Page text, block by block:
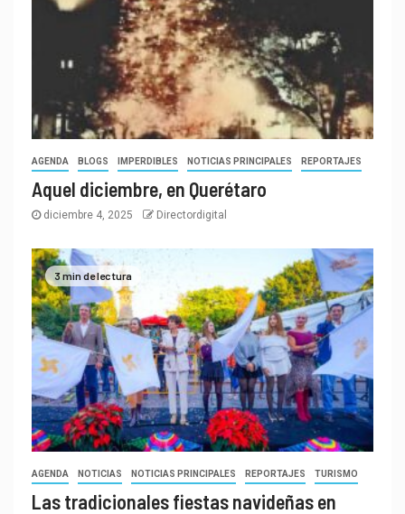
AGENDA BLOGS IMPERDIBLES NOTICIAS PRINCIPALES REPORTAJES
Aquel diciembre, en Querétaro
diciembre 4, 2025 Directordigital
3 min de lectura
AGENDA NOTICIAS NOTICIAS PRINCIPALES REPORTAJES TURISMO
Las tradicionales fiestas navideñas en